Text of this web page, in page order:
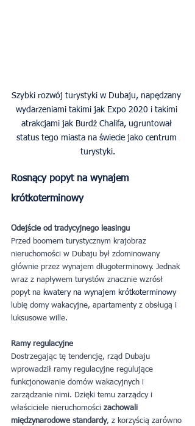
Szybki rozwój turystyki w Dubaju, napędzany
wydarzeniami takimi jak Expo 2020 i takimi
atrakcjami jak Burdż Chalifa, ugruntował
status tego miasta na świecie jako centrum
turystyki.
Rosnący popyt na wynajem
krótkoterminowy
Odejście od tradycyjnego leasingu
Przed boomem turystycznym krajobraz
nieruchomości w Dubaju był zdominowany
głównie przez wynajem długoterminowy. Jednak
wraz z napływem turystów znacznie wzrósł
popyt na kwatery na wynajem krótkoterminowy
lubię domy wakacyjne, apartamenty z obsługą i
luksusowe wille.
Ramy regulacyjne
Dostrzegając tę tendencję, rząd Dubaju
wprowadził ramy regulacyjne regulujące
funkcjonowanie domów wakacyjnych i
zarządzanie nimi. Dzięki temu zarządcy i
właściciele nieruchomości zachowali
międzynarodowe standardy, z korzyścią zarówno